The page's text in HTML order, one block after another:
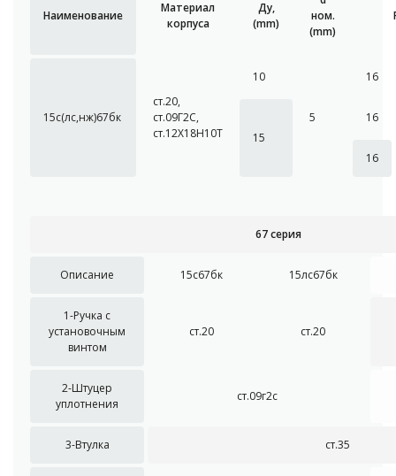
Наименование
Материал
корпуса
Ду,
(mm)
ном.
(mm)
15с(лс,нж)67бк
ст.20,
ст.09Г2С,
ст.12Х18Н10Т
10
5
16
15
16
16
67 серия
Описание 15с67бк 15лс67бк
1-Ручка с
установочным
винтом
ст.20 ст.20
2-Штуцер
уплотнения
ст.09г2с
3-Втулка ст.35